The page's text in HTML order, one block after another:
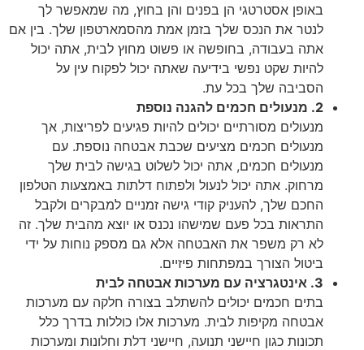
באופן אסטרטגי הן בפנים והן בחוץ, מה שמאפשר לך
לנטר את הנכס שלך בזמן אמת מהסמארטפון שלך. בין אם
אתה בעבודה, בחופשה או פשוט מחוץ לבית, אתה יכול
להיות שקט נפשי בידיעה שאתה יכול לפקוח עין על
הסביבה שלך בכל עת.
2. מנעולים חכמים להגנה נוספת
מנעולים מסורתיים יכולים להיות פגיעים לפריצות, אך
מנעולים חכמים מציעים שכבת אבטחה נוספת. עם
מנעולים חכמים, אתה יכול לשלוט בגישה לבית שלך
מרחוק. אתה יכול לנעול ולפתוח דלתות באמצעות הטלפון
החכם שלך, להעניק קודי גישה זמניים למבקרים ולקבל
התראות בכל פעם שמישהו נכנס או יוצא מהבית שלך. זה
לא רק משפר את האבטחה אלא גם מספק נוחות על ידי
ביטול הצורך במפתחות פיזיים.
3. אינטגרציה עם מערכות אבטחה לבית
בתים חכמים יכולים להשתלב בצורה חלקה עם מערכות
אבטחה מקיפות לבית. מערכות אלו כוללות בדרך כלל
תכונות כגון חיישני תנועה, חיישני דלת וחלונות ומערכות